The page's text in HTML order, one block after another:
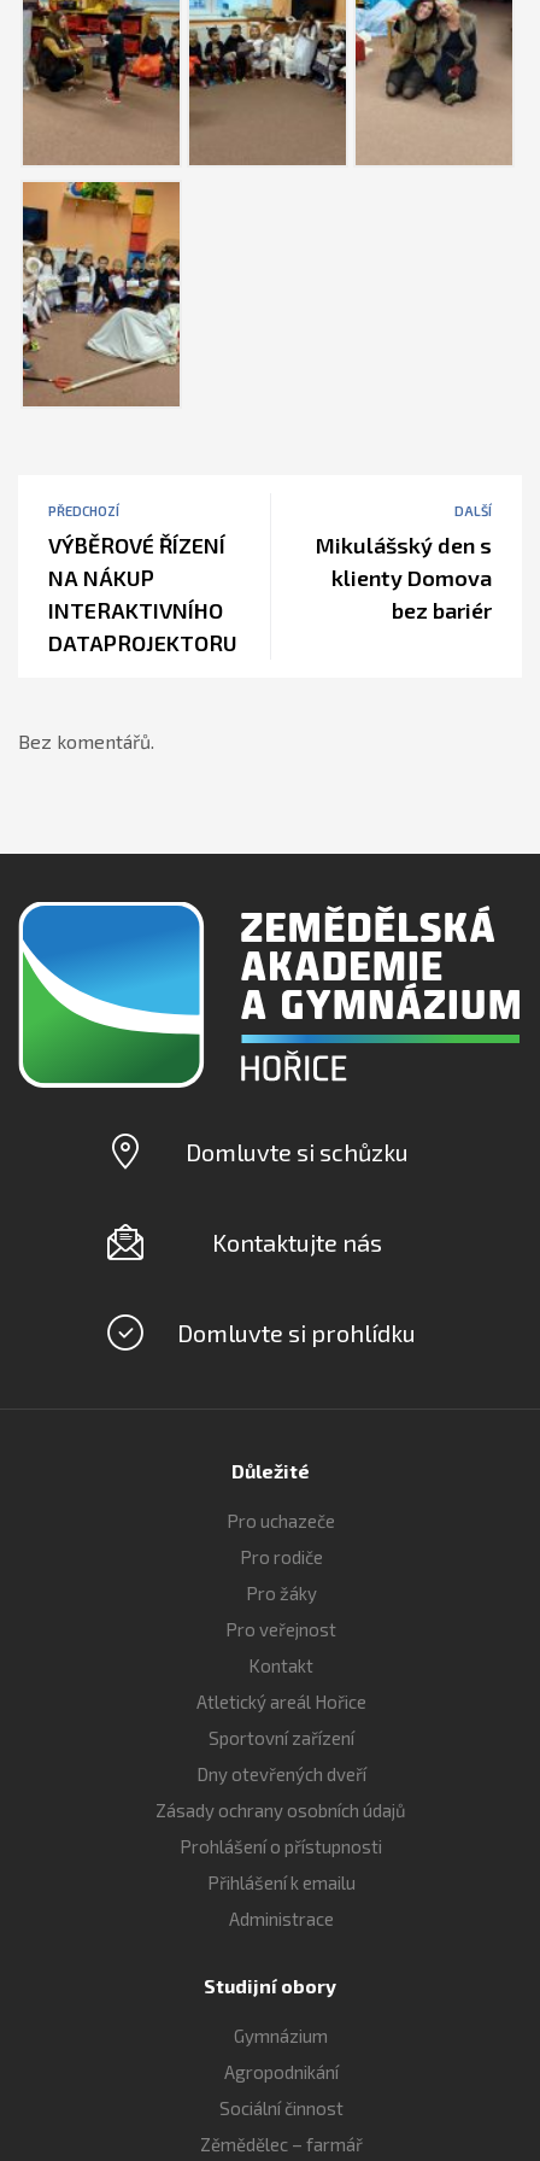
PŘEDCHOZÍ
VÝBĚROVÉ ŘÍZENÍ
NA NÁKUP
INTERAKTIVNÍHO
DATAPROJEKTORU
DALŠÍ
Mikulášský den s
klienty Domova
bez bariér
Bez komentářů.
Domluvte si schůzku
Kontaktujte nás
Domluvte si prohlídku
Důležité
Pro uchazeče
Pro rodiče
Pro žáky
Pro veřejnost
Kontakt
Atletický areál Hořice
Sportovní zařízení
Dny otevřených dveří
Zásady ochrany osobních údajů
Prohlášení o přístupnosti
Přihlášení k emailu
Administrace
Studijní obory
Gymnázium
Agropodnikání
Sociální činnost
Zěmědělec – farmář